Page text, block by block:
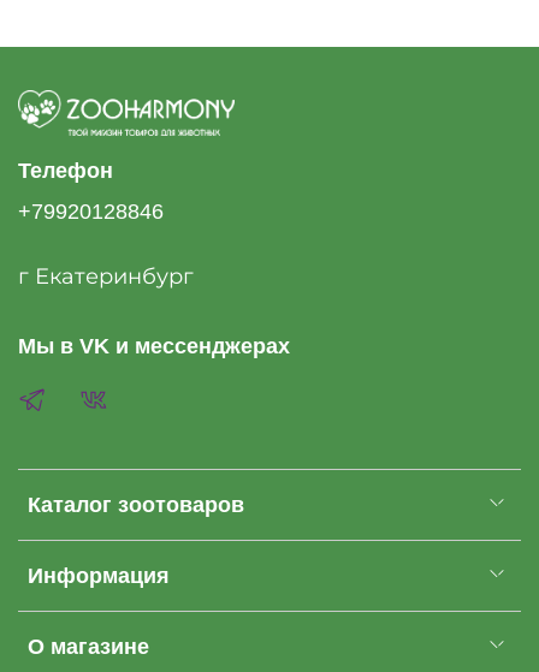
Каталог зоотоваров
Информация
О магазине
Телефон
+79920128846
г Екатеринбург
Мы в VK и мессенджерах